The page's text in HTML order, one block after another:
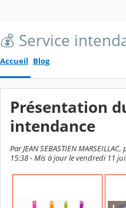
💰 Service
Accueil Blog
Présentation
intendance
Par JEAN SEBASTIEN
15:38 - Mis à jour le vendredi 11